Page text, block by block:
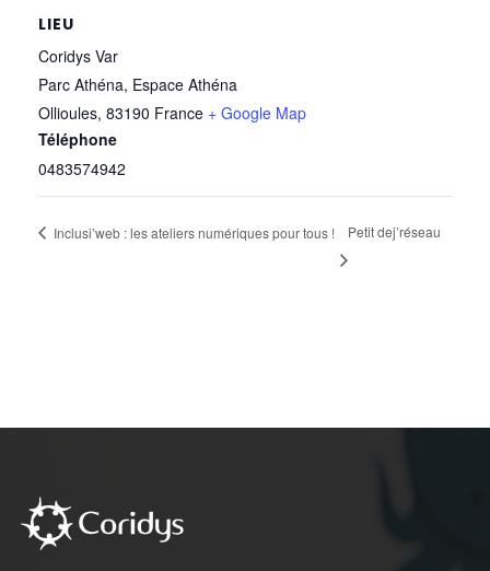
LIEU
Coridys Var
Parc Athéna, Espace Athéna
Ollioules, 83190 France + Google Map
Téléphone
0483574942
Inclusi’web : les ateliers numériques pour tous ! Petit dej’réseau